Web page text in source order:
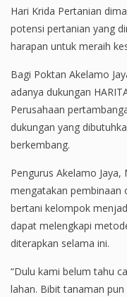
Hari Krida Pertanian
potensi pertanian yang
harapan untuk meraih
Bagi Poktan Akelamo
adanya dukungan
Perusahaan
dukungan yang
berkembang.
Pengurus Akelamo
mengatakan pembinaan
bertani kelompok
dapat melengkapi
diterapkan selama ini.
“Dulu kami belum tahu
lahan. Bibit tanaman